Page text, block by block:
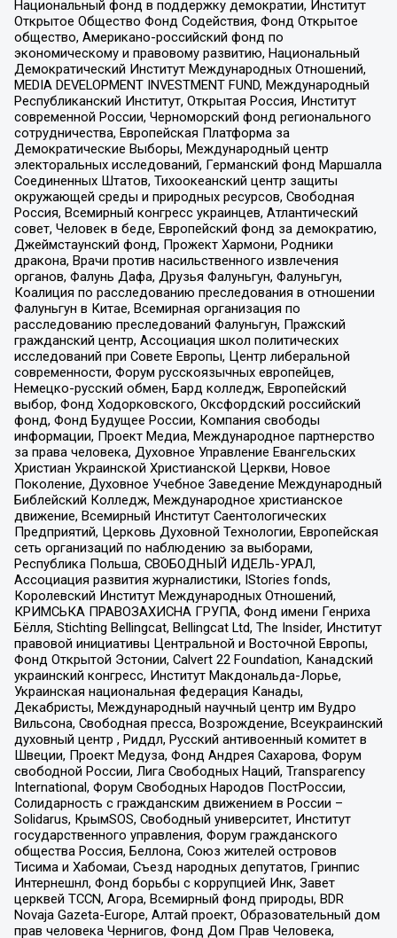
Национальный фонд в поддержку демократии, Институт
Открытое Общество Фонд Содействия, Фонд Открытое
общество, Американо-российский фонд по
экономическому и правовому развитию, Национальный
Демократический Институт Международных Отношений,
MEDIA DEVELOPMENT INVESTMENT FUND, Международный
Республиканский Институт, Открытая Россия, Институт
современной России, Черноморский фонд регионального
сотрудничества, Европейская Платформа за
Демократические Выборы, Международный центр
электоральных исследований, Германский фонд Маршалла
Соединенных Штатов, Тихоокеанский центр защиты
окружающей среды и природных ресурсов, Свободная
Россия, Всемирный конгресс украинцев, Атлантический
совет, Человек в беде, Европейский фонд за демократию,
Джеймстаунский фонд, Прожект Хармони, Родники
дракона, Врачи против насильственного извлечения
органов, Фалунь Дафа, Друзья Фалуньгун, Фалуньгун,
Коалиция по расследованию преследования в отношении
Фалуньгун в Китае, Всемирная организация по
расследованию преследований Фалуньгун, Пражский
гражданский центр, Ассоциация школ политических
исследований при Совете Европы, Центр либеральной
современности, Форум русскоязычных европейцев,
Немецко-русский обмен, Бард колледж, Европейский
выбор, Фонд Ходорковского, Оксфордский российский
фонд, Фонд Будущее России, Компания свободы
информации, Проект Медиа, Международное партнерство
за права человека, Духовное Управление Евангельских
Христиан Украинской Христианской Церкви, Новое
Поколение, Духовное Учебное Заведение Международный
Библейский Колледж, Международное христианское
движение, Всемирный Институт Саентологических
Предприятий, Церковь Духовной Технологии, Европейская
сеть организаций по наблюдению за выборами,
Республика Польша, СВОБОДНЫЙ ИДЕЛЬ-УРАЛ,
Ассоциация развития журналистики, IStories fonds,
Королевский Институт Международных Отношений,
КРИМСЬКА ПРАВОЗАХИСНА ГРУПА, Фонд имени Генриха
Бёлля, Stichting Bellingcat, Bellingcat Ltd, The Insider, Институт
правовой инициативы Центральной и Восточной Европы,
Фонд Открытой Эстонии, Calvert 22 Foundation, Канадский
украинский конгресс, Институт Макдональда-Лорье,
Украинская национальная федерация Канады,
Декабристы, Международный научный центр им Вудро
Вильсона, Свободная пресса, Возрождение, Всеукраинский
духовный центр , Риддл, Русский антивоенный комитет в
Швеции, Проект Медуза, Фонд Андрея Сахарова, Форум
свободной России, Лига Свободных Наций, Transparеncy
International, Форум Свободных Народов ПостРоссии,
Солидарность с гражданским движением в России –
Solidarus, КрымSOS, Свободный университет, Институт
государственного управления, Форум гражданского
общества Россия, Беллона, Союз жителей островов
Тисима и Хабомаи, Съезд народных депутатов, Гринпис
Интернешнл, Фонд борьбы с коррупцией Инк, Завет
церквей TCCN, Агора, Всемирный фонд природы, BDR
Novaja Gazeta-Europe, Алтай проект, Образовательный дом
прав человека Чернигов, Фонд Дом Прав Человека,